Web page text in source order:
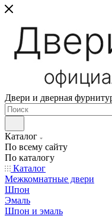
Двери и дверная
Каталог
По всему сайту
По каталогу
Каталог
Межкомнатные двери
Шпон
Эмаль
Шпон и эмаль